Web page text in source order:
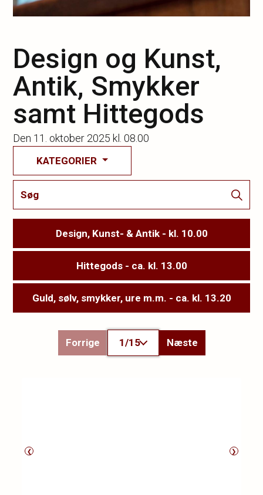
Design og Kunst,
Antik, Smykker
samt Hittegods
Den 11. oktober 2025 kl. 08.00
KATEGORIER
Design, Kunst- & Antik - kl. 10.00
Hittegods - ca. kl. 13.00
Guld, sølv, smykker, ure m.m. - ca. kl. 13.20
Forrige 1/15 Næste
❮ ❯